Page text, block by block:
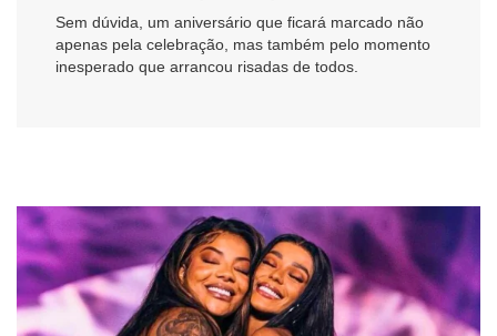
Sem dúvida, um aniversário que ficará marcado não
apenas pela celebração, mas também pelo momento
inesperado que arrancou risadas de todos.